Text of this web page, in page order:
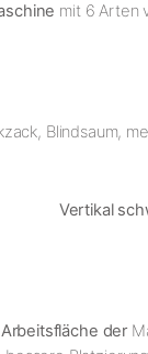
mit 6 Arten
Blindsaum,
Vertikal
der